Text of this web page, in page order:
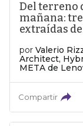
Del terreno
mañana:
extraídas
por Valerio
Architect,
META de
Compartir